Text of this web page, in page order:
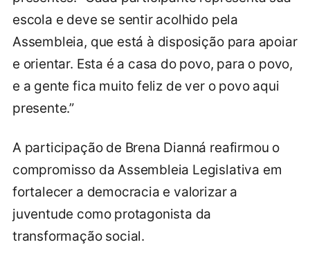
escola e deve se sentir acolhido pela
Assembleia, que está à disposição para apoiar
e orientar. Esta é a casa do povo, para o povo,
e a gente fica muito feliz de ver o povo aqui
presente.”
A participação de Brena Dianná reafirmou o
compromisso da Assembleia Legislativa em
fortalecer a democracia e valorizar a
juventude como protagonista da
transformação social.